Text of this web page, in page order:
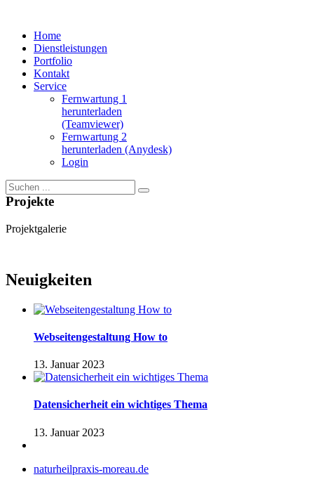
Home
Dienstleistungen
Portfolio
Kontakt
Service
Fernwartung 1
herunterladen
(Teamviewer)
Fernwartung 2
herunterladen (Anydesk)
Login
Projekte
Projektgalerie
Neuigkeiten
Webseitengestaltung How to
13. Januar 2023
Datensicherheit ein wichtiges Thema
13. Januar 2023
naturheilpraxis-moreau.de